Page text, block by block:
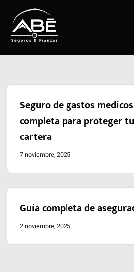
Saltar
al
Seguro de gastos
completa para proteger
cartera
7 noviembre, 2025
Guía completa de
2 noviembre, 2025